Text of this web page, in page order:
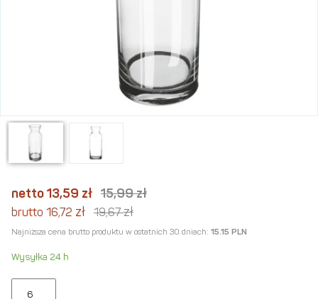
netto 13,59 zł 15,99zł
brutto 16,72 zł 19,67zł
Najniższa cena brutto produktu w ostatnich 30 dniach: 15.15 PLN
Wysyłka 24 h